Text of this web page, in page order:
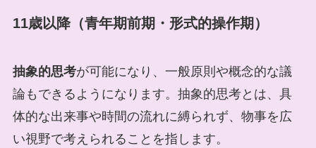
11歳以降（青年期前期・形式的操作期）
抽象的思考が可能になり、一般原則や概念的な議
論もできるようになります。抽象的思考とは、具
体的な出来事や時間の流れに縛られず、物事を広
い視野で考えられることを指します。